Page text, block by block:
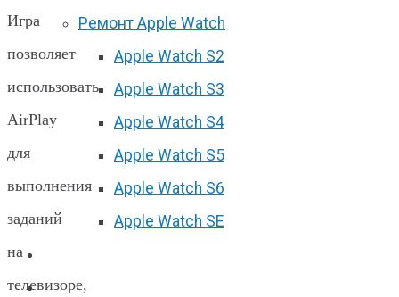
Ремонт Apple Watch
Apple Watch S2
Apple Watch S3
Apple Watch S4
Apple Watch S5
Apple Watch S6
Apple Watch SE
Акции
Игра
позволяет
использовать
AirPlay
для
выполнения
заданий
на
телевизоре,